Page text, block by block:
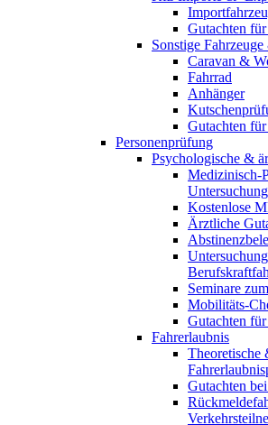
Gutachten
Sonstige
Caravan &
Fahrrad
Anhänger
Gutachten
Personenprüfung
Psychologische &
Medizinisch-
Kostenlose
Ärztliche
Seminare
Mobilitäts-
Gutachten
Fahrerlaubnis
Theoretische
Gutachten